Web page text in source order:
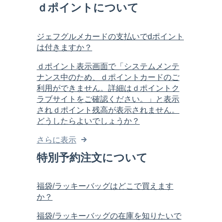
ｄポイントについて
ジェフグルメカードの支払いでdポイント
は付きますか？
ｄポイント表示画面で「システムメンテ
ナンス中のため、ｄポイントカードのご
利用ができません。詳細はｄポイントク
ラブサイトをご確認ください。」と表示
されｄポイント残高が表示されません。
どうしたらよいでしょうか？
さらに表示
特別予約注文について
福袋/ラッキーバッグはどこで買えます
か？
福袋/ラッキーバッグの在庫を知りたいで